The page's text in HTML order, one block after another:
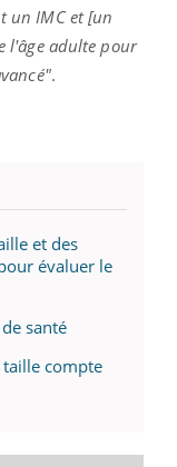
un IMC et [un
l'âge adulte pour
.
et des
évaluer le
santé
compte